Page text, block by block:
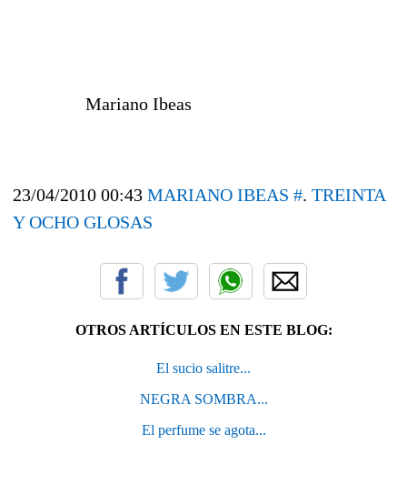
Mariano Ibeas
23/04/2010 00:43 MARIANO IBEAS #. TREINTA
Y OCHO GLOSAS
OTROS ARTÍCULOS EN ESTE BLOG:
El sucio salitre...
NEGRA SOMBRA...
El perfume se agota...